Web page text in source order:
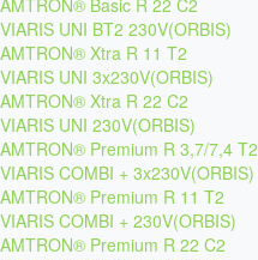
AMTRON® Basic R 22 C2
VIARIS UNI BT2 230V(ORBIS)
AMTRON® Xtra R 11 T2
VIARIS UNI 3x230V(ORBIS)
AMTRON® Xtra R 22 C2
VIARIS UNI 230V(ORBIS)
AMTRON® Premium R 3,7/7,4 T2
VIARIS COMBI + 3x230V(ORBIS)
AMTRON® Premium R 11 T2
VIARIS COMBI + 230V(ORBIS)
AMTRON® Premium R 22 C2